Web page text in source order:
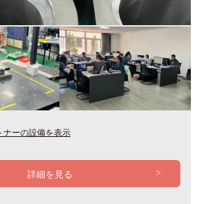
ナーの設備を表示
詳細を見る